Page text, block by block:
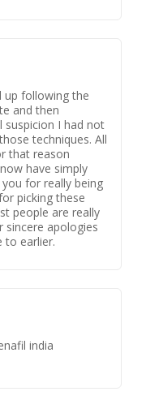
up following the
and then
suspicion I had not
techniques. All
that reason
have simply
for really being
picking these
people are really
sincere apologies
to earlier.
india